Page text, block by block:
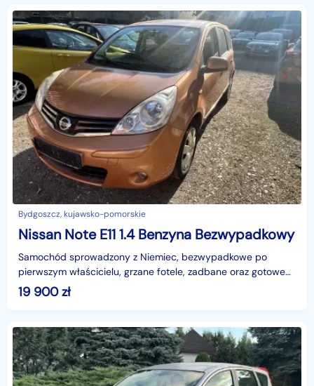
Bydgoszcz, kujawsko-pomorskie
Nissan Note E11 1.4 Benzyna Bezwypadkowy
Samochód sprowadzony z Niemiec, bezwypadkowe po
pierwszym właścicielu, grzane fotele, zadbane oraz gotowe
do jazdy, 5 biegowy manual z wielofunkcyjną kierownicą
19 900zł